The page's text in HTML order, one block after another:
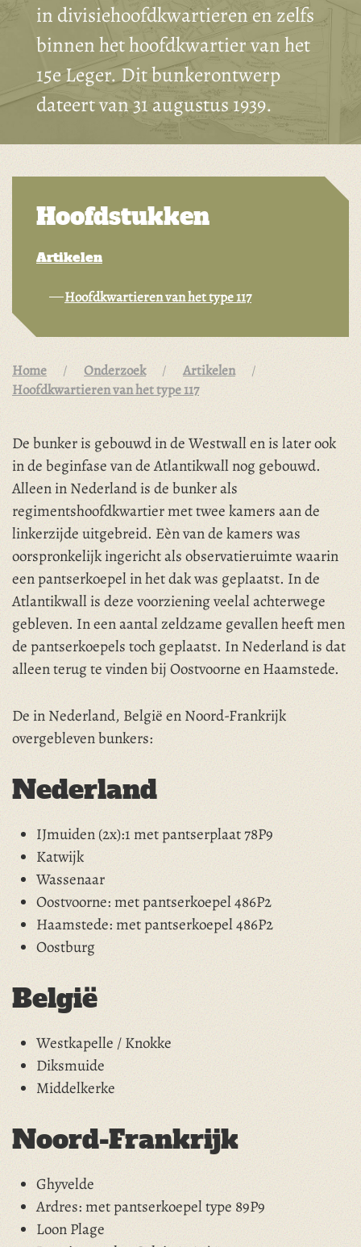
in divisiehoofdkwartieren en zelfs
binnen het hoofdkwartier van het
15e Leger. Dit bunkerontwerp
dateert van 31 augustus 1939.
Hoofdstukken
Artikelen
Hoofdkwartieren van het type 117
Home Onderzoek
Artikelen
Hoofdkwartieren van het type 117
De bunker is gebouwd in de Westwall en is later ook
in de beginfase van de Atlantikwall nog gebouwd.
Alleen in Nederland is de bunker als
regimentshoofdkwartier met twee kamers aan de
linkerzijde uitgebreid. Eèn van de kamers was
oorspronkelijk ingericht als observatieruimte waarin
een pantserkoepel in het dak was geplaatst. In de
Atlantikwall is deze voorziening veelal achterwege
gebleven. In een aantal zeldzame gevallen heeft men
de pantserkoepels toch geplaatst. In Nederland is dat
alleen terug te vinden bij Oostvoorne en Haamstede.
De in Nederland, België en Noord-Frankrijk
overgebleven bunkers:
Nederland
IJmuiden (2x):1 met pantserplaat 78P9
Katwijk
Wassenaar
Oostvoorne: met pantserkoepel 486P2
Haamstede: met pantserkoepel 486P2
Oostburg
België
Westkapelle / Knokke
Diksmuide
Middelkerke
Noord-Frankrijk
Ghyvelde
Ardres: met pantserkoepel type 89P9
Loon Plage